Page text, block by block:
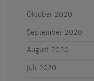
Oktober 2020
September 2020
August 2020
Juli 2020